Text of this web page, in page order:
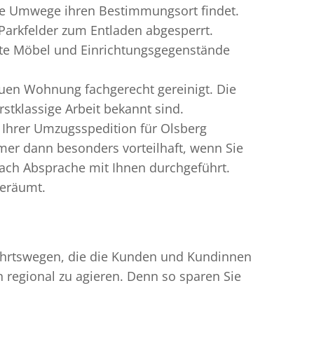
Umwege ihren Bestimmungsort findet.
zum Entladen abgesperrt.
Möbel und Einrichtungsgegenstände
Wohnung fachgerecht gereinigt. Die
Arbeit bekannt sind.
Umzugsspedition für Olsberg
dann besonders vorteilhaft, wenn Sie
Absprache mit Ihnen durchgeführt.
die die Kunden und Kundinnen
zu agieren. Denn so sparen Sie